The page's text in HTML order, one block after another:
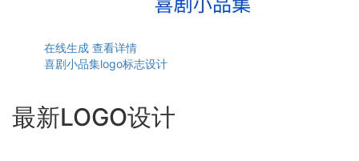
在线生成 查看详情
喜剧小品集logo标志设计
最新LOGO设计